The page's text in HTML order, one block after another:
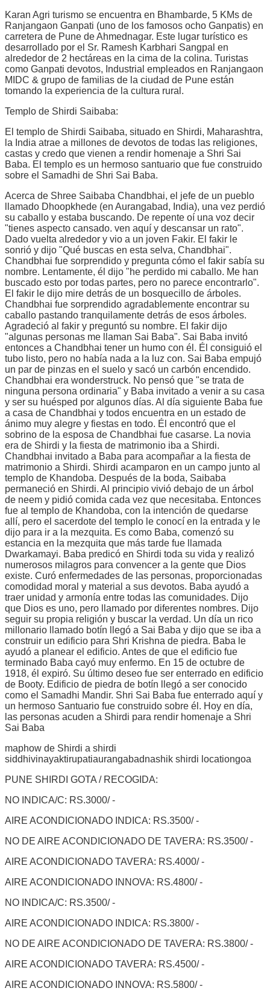
Karan Agri turismo se encuentra en Bhambarde, 5 KMs de
Ranjangaon Ganpati (uno de los famosos ocho Ganpatis) en
carretera de Pune de Ahmednagar. Este lugar turístico es
desarrollado por el Sr. Ramesh Karbhari Sangpal en
alrededor de 2 hectáreas en la cima de la colina. Turistas
como Ganpati devotos, Industrial empleados en Ranjangaon
MIDC & grupo de familias de la ciudad de Pune están
tomando la experiencia de la cultura rural.
Templo de Shirdi Saibaba:
El templo de Shirdi Saibaba, situado en Shirdi, Maharashtra,
la India atrae a millones de devotos de todas las religiones,
castas y credo que vienen a rendir homenaje a Shri Sai
Baba. El templo es un hermoso santuario que fue construido
sobre el Samadhi de Shri Sai Baba.
Acerca de Shree Saibaba Chandbhai, el jefe de un pueblo
llamado Dhoopkhede (en Aurangabad, India), una vez perdió
su caballo y estaba buscando. De repente oí una voz decir
"tienes aspecto cansado. ven aquí y descansar un rato".
Dado vuelta alrededor y vio a un joven Fakir. El fakir le
sonrió y dijo "Qué buscas en esta selva, Chandbhai".
Chandbhai fue sorprendido y pregunta cómo el fakir sabía su
nombre. Lentamente, él dijo "he perdido mi caballo. Me han
buscado esto por todas partes, pero no parece encontrarlo".
El fakir le dijo mire detrás de un bosquecillo de árboles.
Chandbhai fue sorprendido agradablemente encontrar su
caballo pastando tranquilamente detrás de esos árboles.
Agradeció al fakir y preguntó su nombre. El fakir dijo
"algunas personas me llaman Sai Baba". Sai Baba invitó
entonces a Chandbhai tener un humo con él. Él consiguió el
tubo listo, pero no había nada a la luz con. Sai Baba empujó
un par de pinzas en el suelo y sacó un carbón encendido.
Chandbhai era wonderstruck. No pensó que "se trata de
ninguna persona ordinaria" y Baba invitado a venir a su casa
y ser su huésped por algunos días. Al día siguiente Baba fue
a casa de Chandbhai y todos encuentra en un estado de
ánimo muy alegre y fiestas en todo. Él encontró que el
sobrino de la esposa de Chandbhai fue casarse. La novia
era de Shirdi y la fiesta de matrimonio iba a Shirdi.
Chandbhai invitado a Baba para acompañar a la fiesta de
matrimonio a Shirdi. Shirdi acamparon en un campo junto al
templo de Khandoba. Después de la boda, Saibaba
permaneció en Shirdi. Al principio vivió debajo de un árbol
de neem y pidió comida cada vez que necesitaba. Entonces
fue al templo de Khandoba, con la intención de quedarse
allí, pero el sacerdote del templo le conocí en la entrada y le
dijo para ir a la mezquita. Es como Baba, comenzó su
estancia en la mezquita que más tarde fue llamada
Dwarkamayi. Baba predicó en Shirdi toda su vida y realizó
numerosos milagros para convencer a la gente que Dios
existe. Curó enfermedades de las personas, proporcionadas
comodidad moral y material a sus devotos. Baba ayudó a
traer unidad y armonía entre todas las comunidades. Dijo
que Dios es uno, pero llamado por diferentes nombres. Dijo
seguir su propia religión y buscar la verdad. Un día un rico
millonario llamado botín llegó a Sai Baba y dijo que se iba a
construir un edificio para Shri Krishna de piedra. Baba le
ayudó a planear el edificio. Antes de que el edificio fue
terminado Baba cayó muy enfermo. En 15 de octubre de
1918, él expiró. Su último deseo fue ser enterrado en edificio
de Booty. Edificio de piedra de botín llegó a ser conocido
como el Samadhi Mandir. Shri Sai Baba fue enterrado aquí y
un hermoso Santuario fue construido sobre él. Hoy en día,
las personas acuden a Shirdi para rendir homenaje a Shri
Sai Baba
maphow de Shirdi a shirdi
siddhivinayaktirupatiaurangabadnashik shirdi locationgoa
PUNE SHIRDI GOTA / RECOGIDA:
NO INDICA/C: RS.3000/ -
AIRE ACONDICIONADO INDICA: RS.3500/ -
NO DE AIRE ACONDICIONADO DE TAVERA: RS.3500/ -
AIRE ACONDICIONADO TAVERA: RS.4000/ -
AIRE ACONDICIONADO INNOVA: RS.4800/ -
NO INDICA/C: RS.3500/ -
AIRE ACONDICIONADO INDICA: RS.3800/ -
NO DE AIRE ACONDICIONADO DE TAVERA: RS.3800/ -
AIRE ACONDICIONADO TAVERA: RS.4500/ -
AIRE ACONDICIONADO INNOVA: RS.5800/ -